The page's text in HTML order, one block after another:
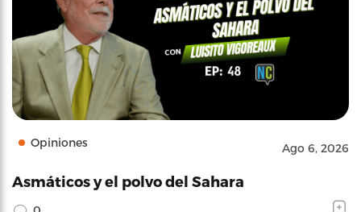
Opiniones Ago 6, 2026
Asmáticos y el polvo del Sahara